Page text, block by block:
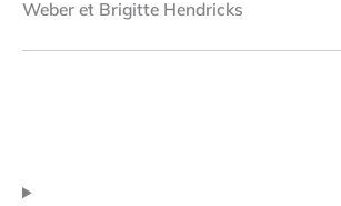
Weber et Brigitte Hendricks